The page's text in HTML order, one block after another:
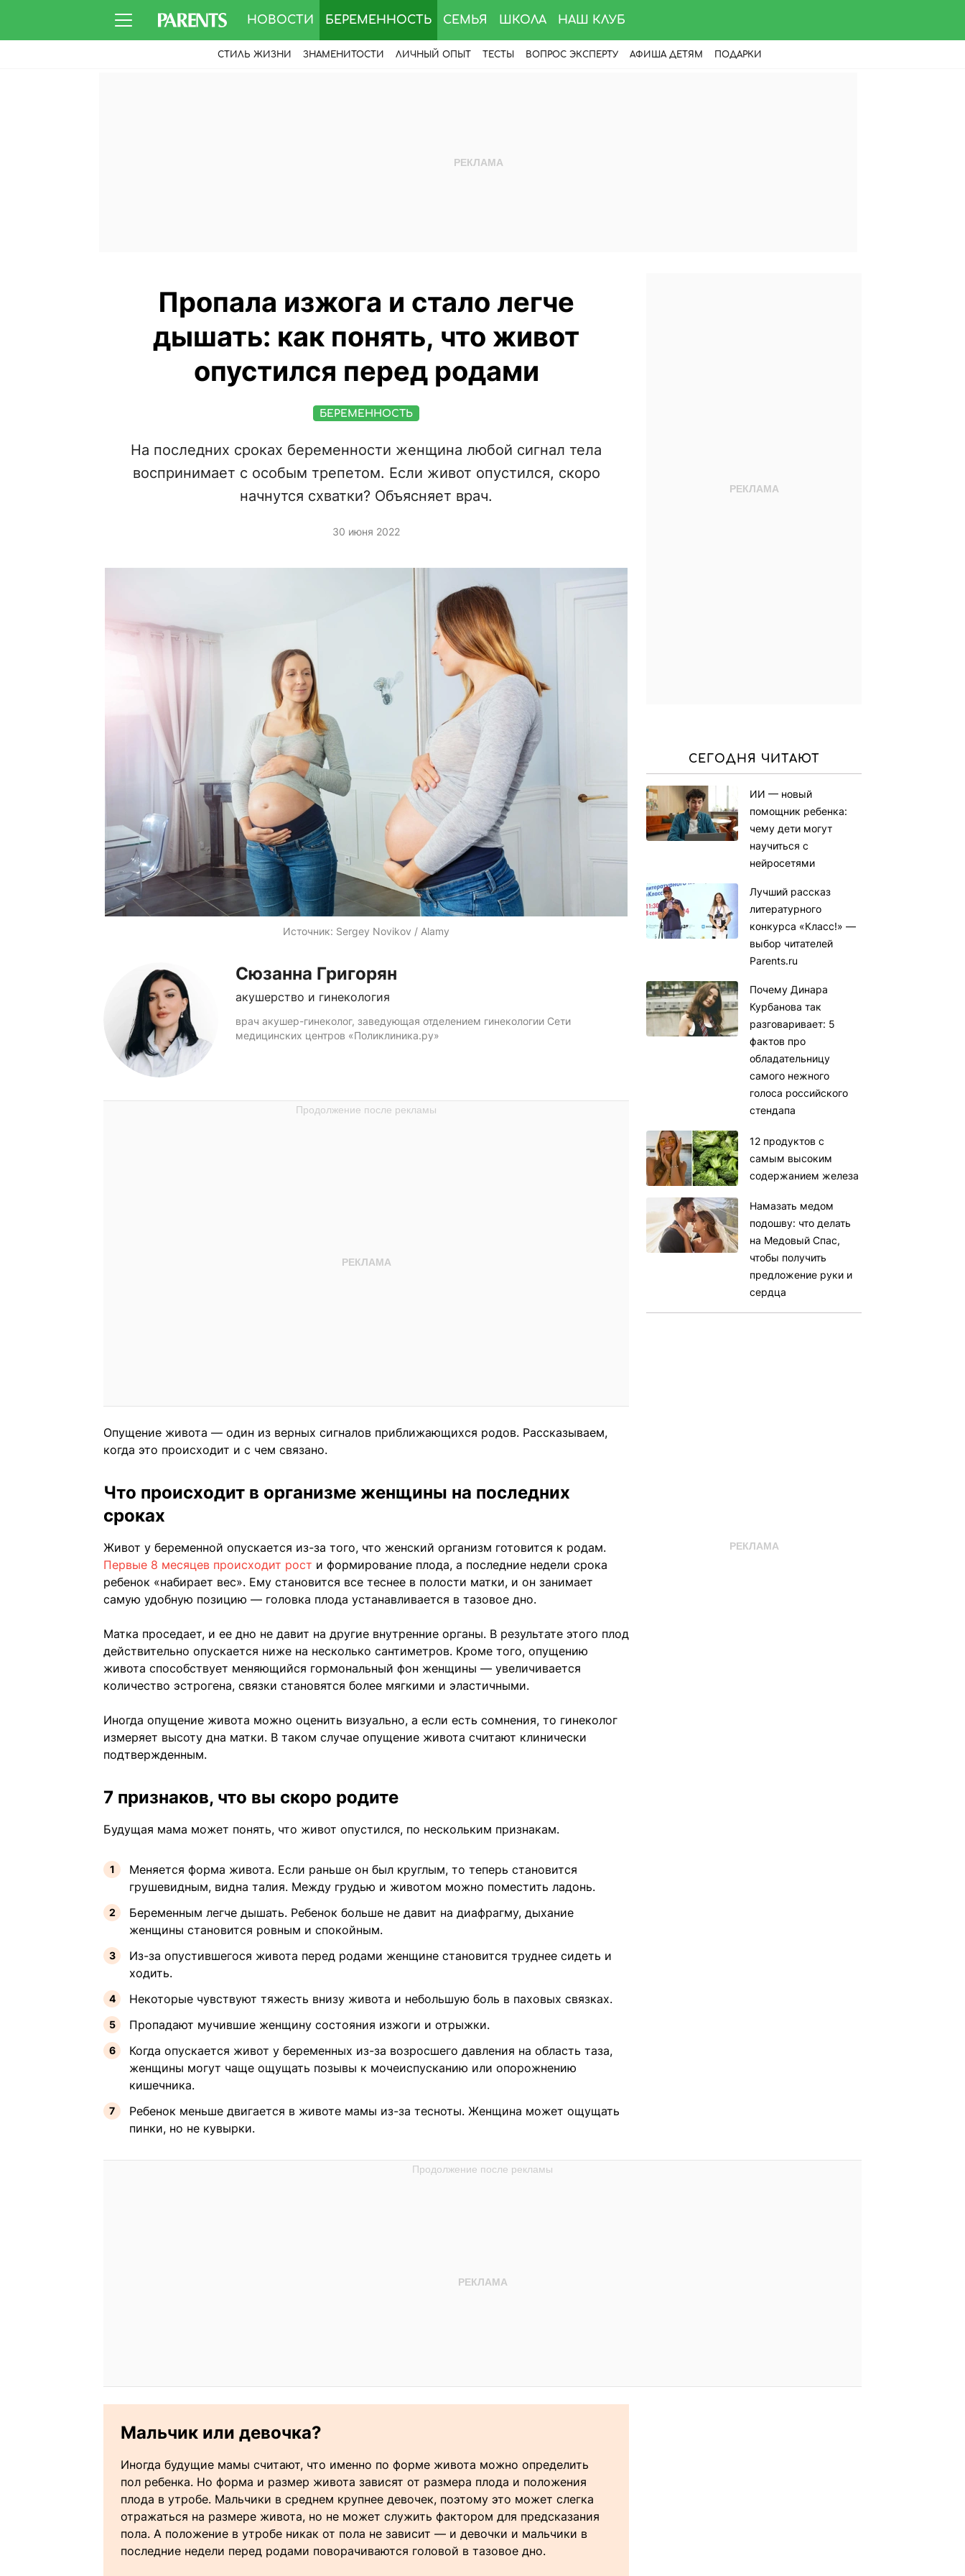
НОВОСТИ БЕРЕМЕННОСТЬ СЕМЬЯ ШКОЛА НАШ КЛУБ
СТИЛЬ ЖИЗНИ ЗНАМЕНИТОСТИ ЛИЧНЫЙ ОПЫТ ТЕСТЫ ВОПРОС ЭКСПЕРТУ АФИША ДЕТЯМ ПОДАРКИ
Пропала изжога и стало легче
дышать: как понять, что живот
опустился перед родами
БЕРЕМЕННОСТЬ
На последних сроках беременности женщина любой сигнал тела
воспринимает с особым трепетом. Если живот опустился, скоро
начнутся схватки? Объясняет врач.
30 июня 2022
Источник: Sergey Novikov / Alamy
Сюзанна Григорян
акушерство и гинекология
врач акушер-гинеколог, заведующая отделением гинекологии Сети
медицинских центров «Поликлиника.ру»
Опущение живота — один из верных сигналов приближающихся родов. Рассказываем,
когда это происходит и с чем связано.
Что происходит в организме женщины на последних
сроках
Живот у беременной опускается из-за того, что женский организм готовится к родам.
Первые 8 месяцев происходит рост и формирование плода, а последние недели срока
ребенок «набирает вес». Ему становится все теснее в полости матки, и он занимает
самую удобную позицию — головка плода устанавливается в тазовое дно.
Матка проседает, и ее дно не давит на другие внутренние органы. В результате этого плод
действительно опускается ниже на несколько сантиметров. Кроме того, опущению
живота способствует меняющийся гормональный фон женщины — увеличивается
количество эстрогена, связки становятся более мягкими и эластичными.
Иногда опущение живота можно оценить визуально, а если есть сомнения, то гинеколог
измеряет высоту дна матки. В таком случае опущение живота считают клинически
подтвержденным.
7 признаков, что вы скоро родите
Будущая мама может понять, что живот опустился, по нескольким признакам.
Меняется форма живота. Если раньше он был круглым, то теперь становится
грушевидным, видна талия. Между грудью и животом можно поместить ладонь.
Беременным легче дышать. Ребенок больше не давит на диафрагму, дыхание
женщины становится ровным и спокойным.
Из-за опустившегося живота перед родами женщине становится труднее сидеть и
ходить.
Некоторые чувствуют тяжесть внизу живота и небольшую боль в паховых связках.
Пропадают мучившие женщину состояния изжоги и отрыжки.
Когда опускается живот у беременных из-за возросшего давления на область таза,
женщины могут чаще ощущать позывы к мочеиспусканию или опорожнению
кишечника.
Ребенок меньше двигается в животе мамы из-за тесноты. Женщина может ощущать
пинки, но не кувырки.
Мальчик или девочка?
Иногда будущие мамы считают, что именно по форме живота можно определить
пол ребенка. Но форма и размер живота зависят от размера плода и положения
плода в утробе. Мальчики в среднем крупнее девочек, поэтому это может слегка
отражаться на размере живота, но не может служить фактором для предсказания
пола. А положение в утробе никак от пола не зависит — и девочки и мальчики в
последние недели перед родами поворачиваются головой в тазовое дно.
СЕГОДНЯ ЧИТАЮТ
ИИ — новый
помощник ребенка:
чему дети могут
научиться с
нейросетями
Лучший рассказ
литературного
конкурса «Класс!» —
выбор читателей
Parents.ru
Почему Динара
Курбанова так
разговаривает: 5
фактов про
обладательницу
самого нежного
голоса российского
стендапа
12 продуктов с
самым высоким
содержанием железа
Намазать медом
подошву: что делать
на Медовый Спас,
чтобы получить
предложение руки и
сердца